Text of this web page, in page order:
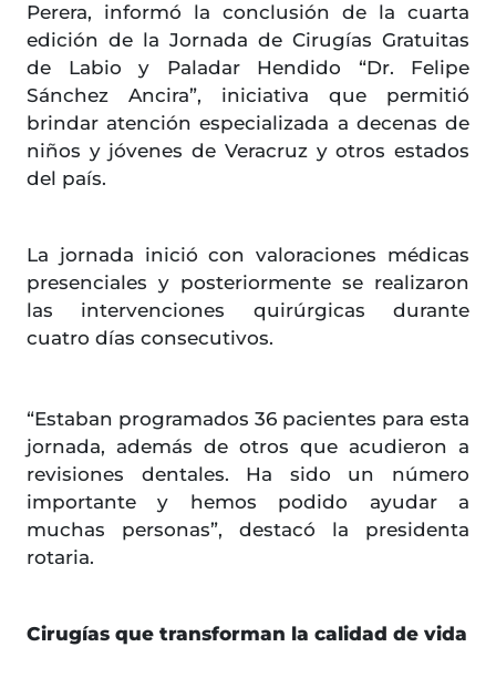
Perera, informó la conclusión de la cuarta
edición de la Jornada de Cirugías Gratuitas
de Labio y Paladar Hendido “Dr. Felipe
Sánchez Ancira”, iniciativa que permitió
brindar atención especializada a decenas de
niños y jóvenes de Veracruz y otros estados
del país.
La jornada inició con valoraciones médicas
presenciales y posteriormente se realizaron
las intervenciones quirúrgicas durante
cuatro días consecutivos.
“Estaban programados 36 pacientes para esta
jornada, además de otros que acudieron a
revisiones dentales. Ha sido un número
importante y hemos podido ayudar a
muchas personas”, destacó la presidenta
rotaria.
Cirugías que transforman la calidad de vida